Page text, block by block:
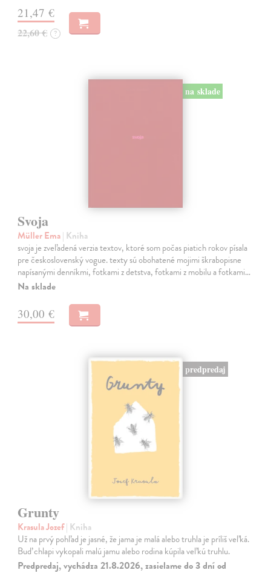
21,47 €
22,60 € ?
na sklade
Svoja
Müller Ema| Kniha
svoja je zveľadená verzia textov, ktoré som počas piatich rokov písala
pre československý vogue. texty sú obohatené mojimi škrabopisne
napísanými denníkmi, fotkami z detstva, fotkami z mobilu a fotkami…
Na sklade
30,00 €
predpredaj
Grunty
Krasula Jozef| Kniha
Už na prvý pohľad je jasné, že jama je malá alebo truhla je príliš veľká.
Buď chlapi vykopali malú jamu alebo rodina kúpila veľkú truhlu.
Predpredaj, vychádza 21.8.2026, zasielame do 3 dní od